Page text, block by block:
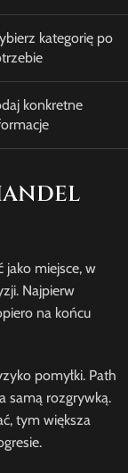
kategorię po
konkretne
jako miejsce, w
Najpierw
na końcu
pomyłki. Path
samą rozgrywką.
tym większa